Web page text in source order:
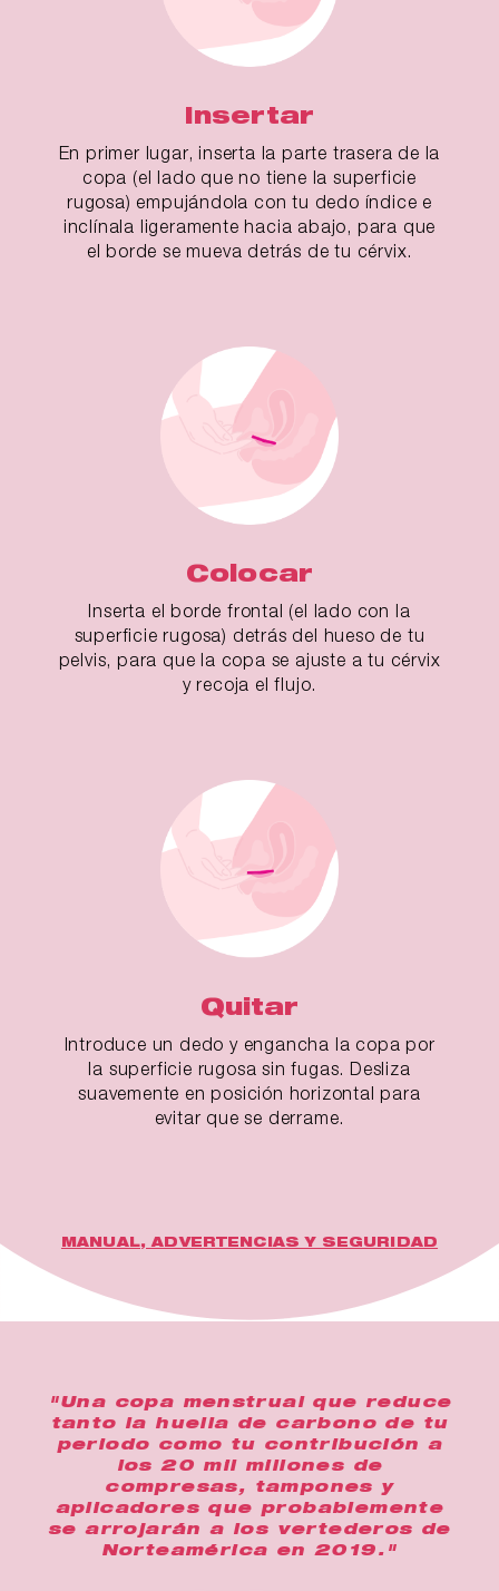
Insertar
En primer lugar, inserta la parte trasera de la
copa (el lado que no tiene la superficie
rugosa) empujándola con tu dedo índice e
inclínala ligeramente hacia abajo, para que
el borde se mueva detrás de tu cérvix.
Colocar
Inserta el borde frontal (el lado con la
superficie rugosa) detrás del hueso de tu
pelvis, para que la copa se ajuste a tu cérvix
y recoja el flujo.
Quitar
Introduce un dedo y engancha la copa por
la superficie rugosa sin fugas. Desliza
suavemente en posición horizontal para
evitar que se derrame.
MANUAL, ADVERTENCIAS Y SEGURIDAD
"Una copa menstrual que reduce
tanto la huella de carbono de tu
periodo como tu contribución a
los 20 mil millones de
compresas, tampones y
aplicadores que probablemente
se arrojarán a los vertederos de
Norteamérica en 2019."